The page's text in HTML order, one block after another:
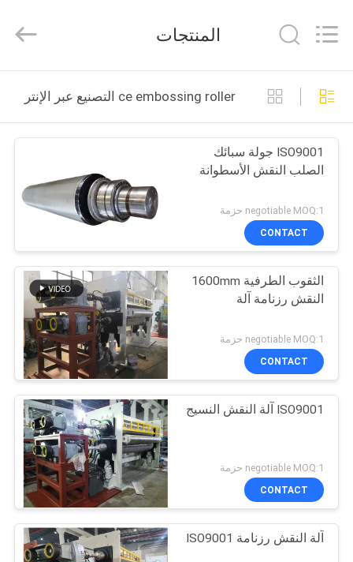
مسكن
منتجات
معلومات
جولة
مراقبة
الجودة
اطلب
اقتباس
Machinery
Rights
المنتجات
ce embossing roller التصنيع عبر الإنترنت
ISO9001 جولة سبائك
الصلب النقش الأسطوانة
negotiable MOQ:1 حزمة
CONTACT
الثقوب الطرفية 1600mm
النقش رزنامة آلة
negotiable MOQ:1 حزمة
CONTACT
ISO9001 آلة النقش النسيج
negotiable MOQ:1 حزمة
CONTACT
آلة النقش رزنامة ISO9001